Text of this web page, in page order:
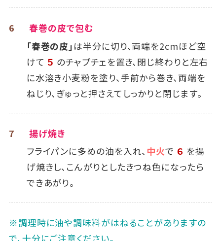
6
春巻の皮で包む
「春巻の皮」は半分に切り、両端を2cmほど空
けて ５ のチャプチェを置き、閉じ終わりと左右
に水溶き小麦粉を塗り、手前から巻き、両端を
ねじり、ぎゅっと押さえてしっかりと閉じます。
7
揚げ焼き
フライパンに多めの油を入れ、 中火で ６ を揚
げ焼きし、こんがりとしたきつね色になったら
できあがり。
※調理時に油や調味料がはねることがありますの
で、十分にご注意ください｡